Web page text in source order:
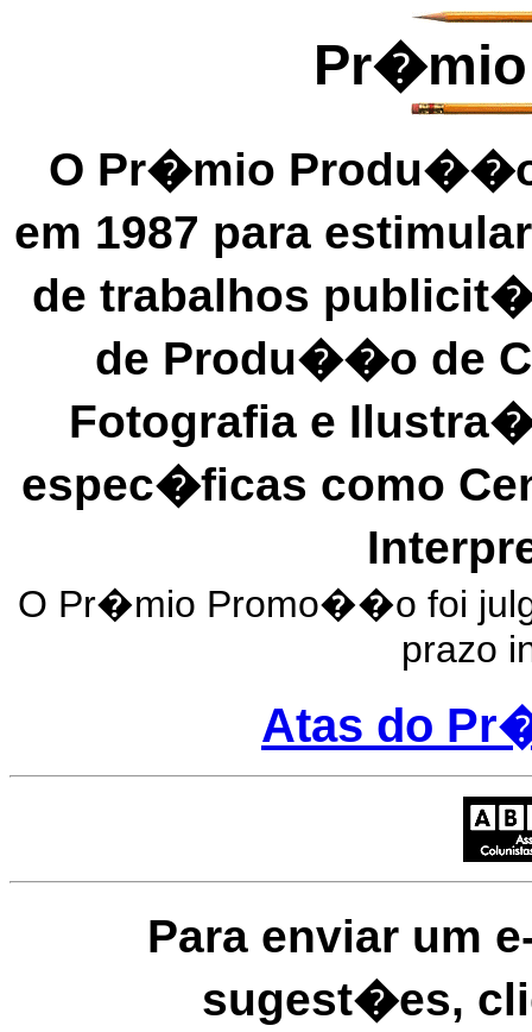
O Pr�mio
em 1987 para
de trabalhos
de Produ��o de
Fotografia e
espec�ficas como
O Pr�mio Promo��o foi
prazo
Atas do
Para enviar um
sugest�es,